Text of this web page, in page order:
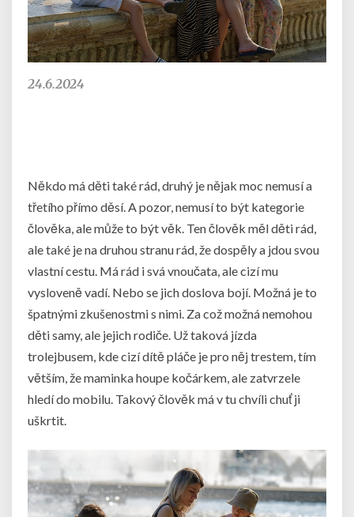
24.6.2024
Někdo má děti také rád, druhý je nějak moc nemusí a
třetího přímo děsí. A pozor, nemusí to být kategorie
člověka, ale může to být věk. Ten člověk měl děti rád,
ale také je na druhou stranu rád, že dospěly a jdou svou
vlastní cestu. Má rád i svá vnoučata, ale cizí mu
vysloveně vadí. Nebo se jich doslova bojí. Možná je to
špatnými zkušenostmi s nimi. Za což možná nemohou
děti samy, ale jejich rodiče. Už taková jízda
trolejbusem, kde cizí dítě pláče je pro něj trestem, tím
větším, že maminka houpe kočárkem, ale zatvrzele
hledí do mobilu. Takový člověk má v tu chvíli chuť ji
uškrtit.